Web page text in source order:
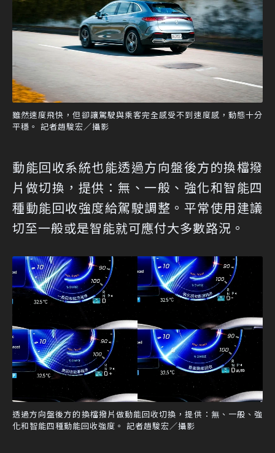
雖然速度飛快，但卻讓駕駛與乘客完全感受不到速度感，動態十分
平穩。 記者趙駿宏／攝影
動能回收系統也能透過方向盤後方的換檔撥
片做切換，提供：無、一般、強化和智能四
種動能回收強度給駕駛調整。平常使用建議
切至一般或是智能就可應付大多數路況。
透過方向盤後方的換檔撥片做動能回收切換，提供：無、一般、強
化和智能四種動能回收強度。 記者趙駿宏／攝影